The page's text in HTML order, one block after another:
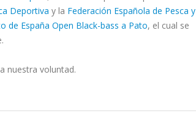
Deportiva y la Federación Española de Pesca y
de España Open Black-bass a Pato, el cual se
nuestra voluntad.